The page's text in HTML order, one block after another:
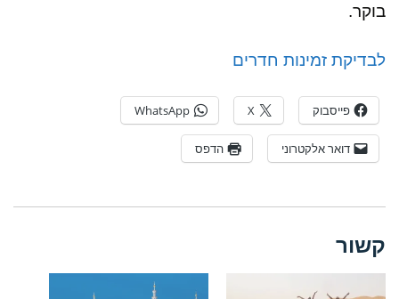
בוקר.
לבדיקת זמינות חדרים
פייסבוק X
WhatsApp
דואר אלקטרוני הדפס
קשור